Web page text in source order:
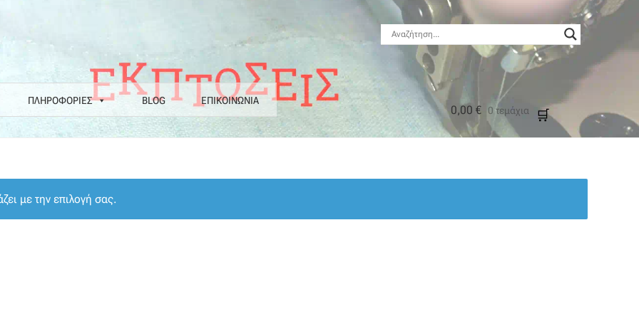
ΠΛΗΡΟΦΟΡΙΕΣ BLOG ΕΠΙΚΟΙΝΩΝΙΑ
ΕπιστροφέςΗ εταιρεία μαςΘάλασσαΚαλάθιΚατάστημαΛογαριασμός
0,00 € 0 τεμάχια
με την επιλογή σας.